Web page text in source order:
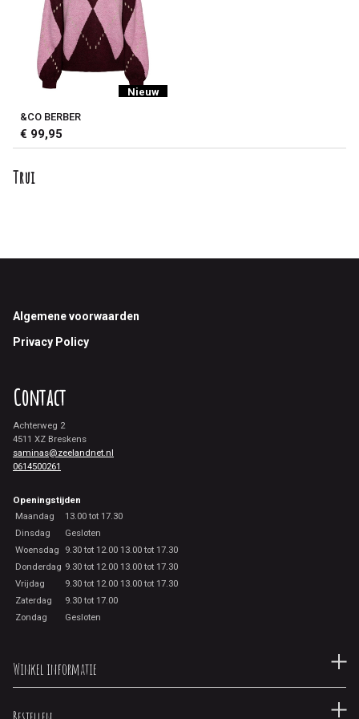
Nieuw
&CO BERBER
€ 99,95
Trui
Footer
Algemene voorwaarden
Privacy Policy
Contact
Achterweg 2
4511 XZ Breskens
saminas@zeelandnet.nl
0614500261
Openingstijden
Maandag
13.00 tot 17.30
Dinsdag
Gesloten
Woensdag
9.30 tot 12.00 13.00 tot 17.30
Donderdag 9.30 tot 12.00 13.00 tot 17.30
Vrijdag
9.30 tot 12.00 13.00 tot 17.30
Zaterdag
9.30 tot 17.00
Zondag
Gesloten
Winkel informatie